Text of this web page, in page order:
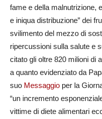
fame e della malnutrizione,
e iniqua distribuzione” dei
svilimento del mezzo di
ripercussioni sulla salute e
citato gli oltre 820 milioni di
a quanto evidenziato da
suo Messaggio per la
“un incremento
vittime di diete alimentari